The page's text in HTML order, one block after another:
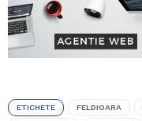
ETICHETE FELDIOARA